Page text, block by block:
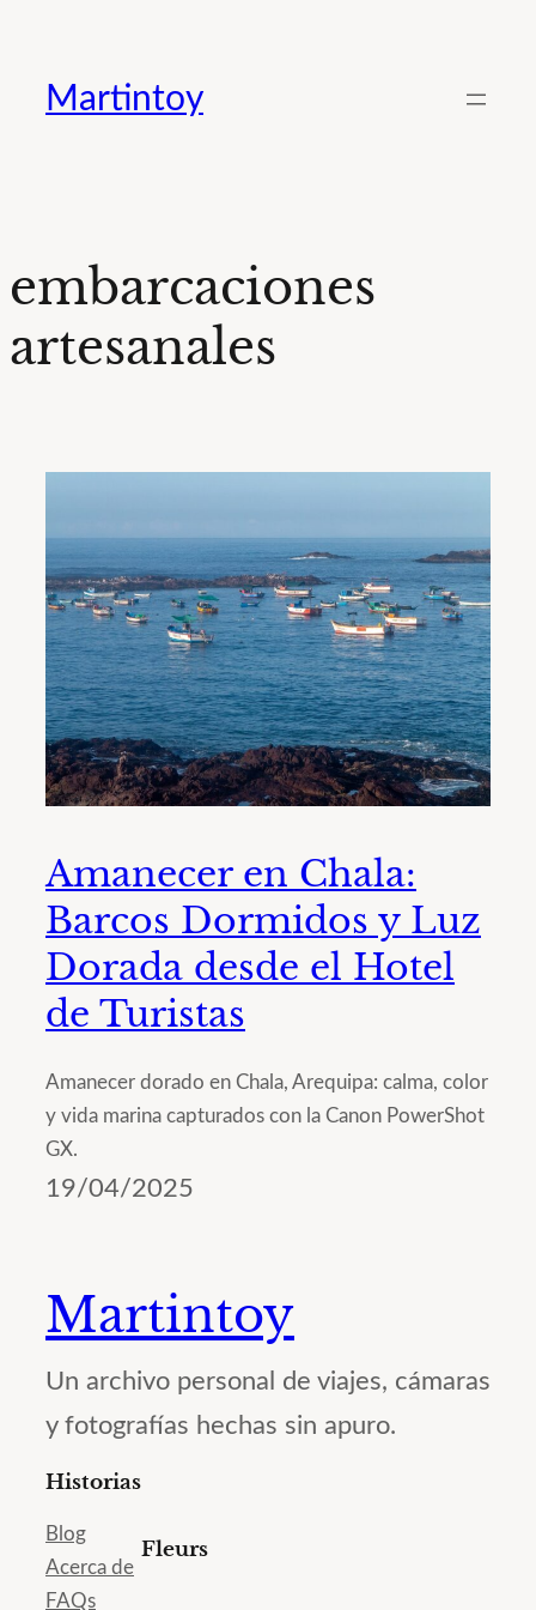
contenido
Martintoy
embarcaciones
artesanales
Amanecer en Chala:
Barcos Dormidos y Luz
Dorada desde el Hotel
de Turistas
Amanecer dorado en Chala, Arequipa: calma, color
y vida marina capturados con la Canon PowerShot
GX.
19/04/2025
Martintoy
Un archivo personal de viajes, cámaras
y fotografías hechas sin apuro.
Historias
Blog
Acerca de
FAQs
Fleurs